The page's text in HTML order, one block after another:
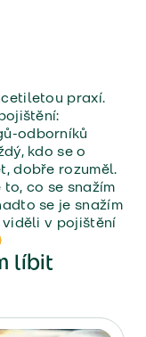
praxí.
odborníků
kdo se o
dobře rozuměl.
co se snažím
se je snažím
v pojištění
líbit